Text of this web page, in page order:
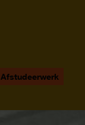
Afstudeerwerk